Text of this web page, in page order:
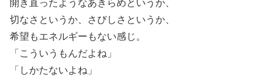
開き直ったようなあきらめというか、
切なさというか、さびしさというか、
希望もエネルギーもない感じ。
「こういうもんだよね」
「しかたないよね」